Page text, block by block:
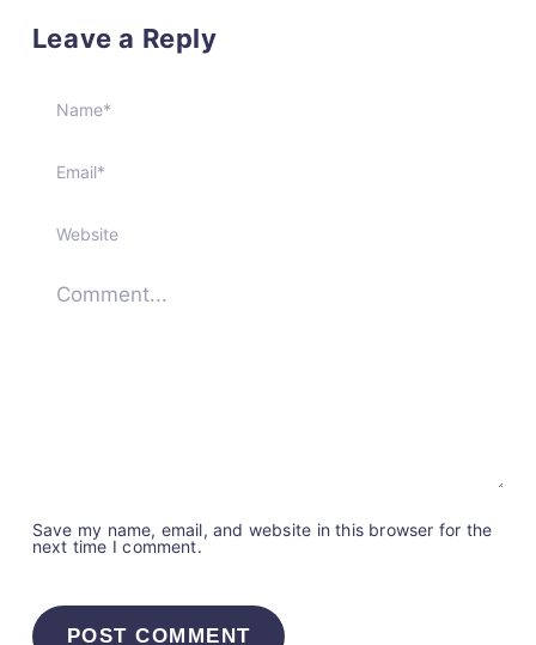
Leave a Reply
Save my name, email, and website in this browser for the
next time I comment.